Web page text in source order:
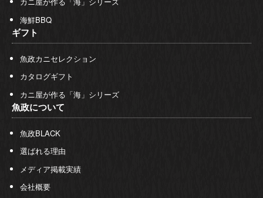
海鮮BBQ
ギフト
魚政カニセレクション
カタログギフト
カニ屋が作る「海」シリーズ
魚政について
魚政BLACK
選ばれる理由
メディア掲載実績
会社概要